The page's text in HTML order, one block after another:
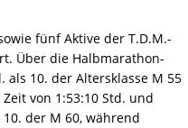
fünf Aktive der T.D.M.-
Über die Halbmarathon-
als 10. der Altersklasse M 55
von 1:53:10 Std. und
der M 60, während